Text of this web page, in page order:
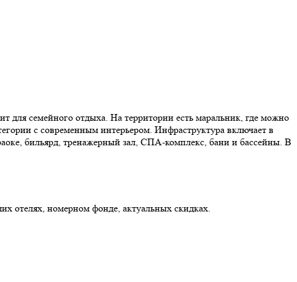
для семейного отдыха. На территории есть маральник, где можно
с современным интерьером. Инфраструктура включает в
бильярд, тренажерный зал, СПА-комплекс, бани и бассейны. В
отелях, номерном фонде, актуальных скидках.